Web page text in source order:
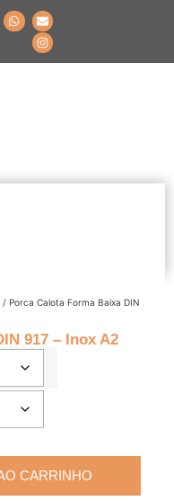
/ Porca Calota Forma Baixa DIN
917 – Inox A2
CARRINHO